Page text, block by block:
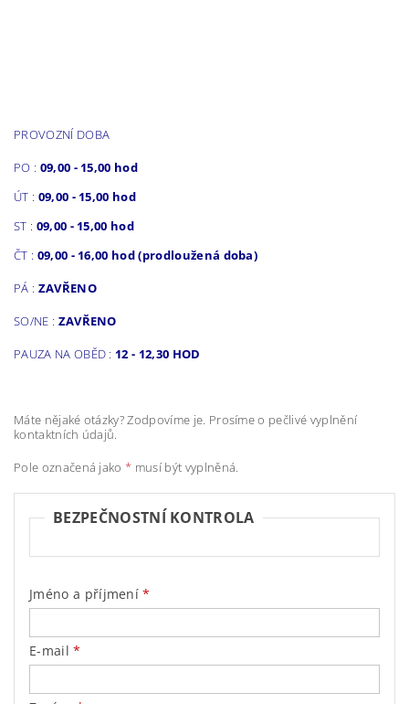
PROVOZNÍ DOBA
PO : 09,00 - 15,00 hod
ÚT : 09,00 - 15,00 hod
ST : 09,00 - 15,00 hod
ČT : 09,00 - 16,00 hod (prodloužená doba)
PÁ : ZAVŘENO
SO/NE : ZAVŘENO
PAUZA NA OBĚD : 12 - 12,30 HOD
Máte nějaké otázky? Zodpovíme je. Prosíme o pečlivé vyplnění
kontaktních údajů.
Pole označená jako * musí být vyplněná.
BEZPEČNOSTNÍ KONTROLA
Jméno a příjmení
E-mail